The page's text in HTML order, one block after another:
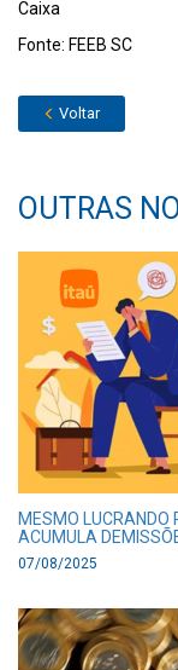
Caixa
Fonte: FEEB SC
Voltar
OUTRAS
MESMO LUCRANDO
ACUMULA
07/08/2025